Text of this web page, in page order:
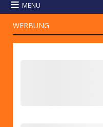
MENU
WERBUNG